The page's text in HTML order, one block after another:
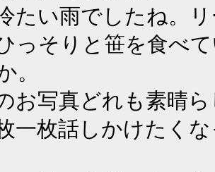
たい雨でしたね。
っそりと笹を食べ
。
お写真どれも素晴
一枚話しかけたく